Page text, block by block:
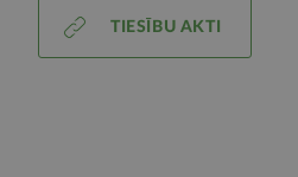
TIESĪBU AKTI